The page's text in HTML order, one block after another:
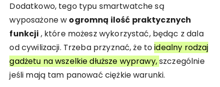
Dodatkowo, tego typu smartwatche są
wyposażone w ogromną ilość praktycznych
funkcji , które możesz wykorzystać, będąc z dala
od cywilizacji. Trzeba przyznać, że toidealny rodzaj
gadżetu na wszelkie dłuższe wyprawy,szczególnie
jeśli mają tam panować ciężkie warunki.